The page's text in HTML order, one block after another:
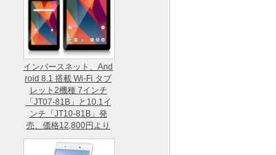
インバースネット、And
roid 8.1 搭載 Wi-Fi タブ
レット2機種 7インチ
「JT07-81B」と10.1イ
ンチ「JT10-81B」発
売、価格12,800円より